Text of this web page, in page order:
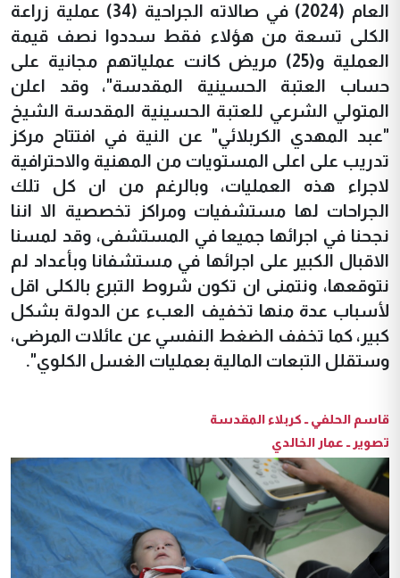
العام (2024) في صالاته الجراحية (34) عملية زراعة
الكلى تسعة من هؤلاء فقط سددوا نصف قيمة
العملية و(25) مريض كانت عملياتهم مجانية على
حساب العتبة الحسينية المقدسة"، وقد اعلن
المتولي الشرعي للعتبة الحسينية المقدسة الشيخ
"عبد المهدي الكربلائي" عن النية في افتتاح مركز
تدريب على اعلى المستويات من المهنية والاحترافية
لاجراء هذه العمليات، وبالرغم من ان كل تلك
الجراحات لها مستشفيات ومراكز تخصصية الا اننا
نجحنا في اجرائها جميعا في المستشفى، وقد لمسنا
الاقبال الكبير على اجرائها في مستشفانا وبأعداد لم
نتوقعها، ونتمنى ان تكون شروط التبرع بالكلى اقل
لأسباب عدة منها تخفيف العبء عن الدولة بشكل
كبير، كما تخفف الضغط النفسي عن عائلات المرضى،
وستقلل التبعات المالية بعمليات الغسل الكلوي".
قاسم الحلفي ــ كربلاء المقدسة
تصوير ــ عمار الخالدي